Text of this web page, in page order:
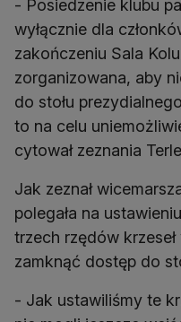
- Posiedzenie klubu
wyłącznie dla
zakończeniu Sala
zorganizowana, aby
do stołu
to na celu
cytował zeznania
Jak zeznał
polegała na
trzech rzędów
zamknąć dostęp do
- Jak ustawiliśmy te